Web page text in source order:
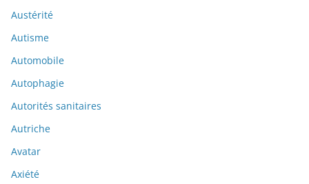
Austérité
Autisme
Automobile
Autophagie
Autorités sanitaires
Autriche
Avatar
Axiété